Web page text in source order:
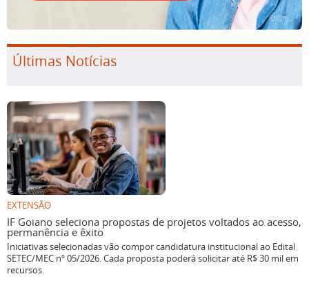
Últimas Notícias
EXTENSÃO
IF Goiano seleciona propostas de projetos voltados ao acesso,
permanência e êxito
Iniciativas selecionadas vão compor candidatura institucional ao Edital
SETEC/MEC nº 05/2026. Cada proposta poderá solicitar até R$ 30 mil em
recursos.